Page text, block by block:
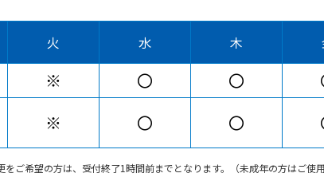
火 水 木
※ 〇 〇
※ 〇 〇
をご希望の方は、受付終了1時間前までとなります。（未成年の方はご使